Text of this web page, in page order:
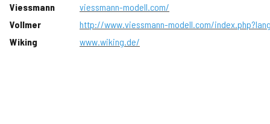
Viessmann
viessmann-modell.com/
Vollmer
http://www.viessmann-modell.com/
Wiking
www.wiking.de/